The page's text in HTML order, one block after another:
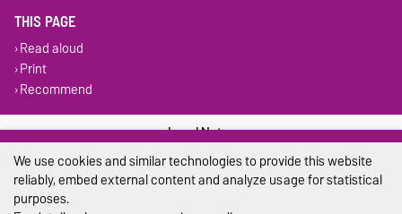
THIS PAGE
Read aloud
Print
Recommend
Legal Notes
Privacy Policy
We use cookies and similar technologies to provide this website
reliably, embed external content and analyze usage for statistical
purposes.